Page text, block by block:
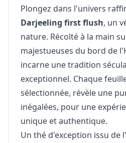
Plongez dans l'univers
Darjeeling first flush, un
nature. Récolté à la main
majestueuses du bord de
incarne une tradition
exceptionnel. Chaque
sélectionnée, révèle une
inégalées, pour une
unique et authentique.
Un thé d'exception issu de